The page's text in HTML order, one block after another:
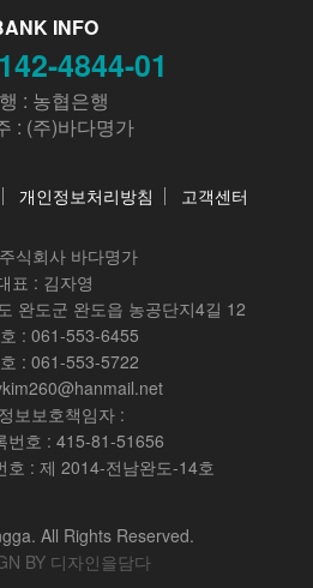
INFO
4844-01
: 농협은행
: (주)바다명가
개인정보처리방침 고객센터
주식회사 바다명가
표 : 김자영
완도군 완도읍 농공단지4길 12
: 061-553-6455
: 061-553-5722
보보호책임자 :
번호 : 415-81-51656
호 : 제 2014-전남완도-14호
All Rights Reserved.
BY 디자인을담다